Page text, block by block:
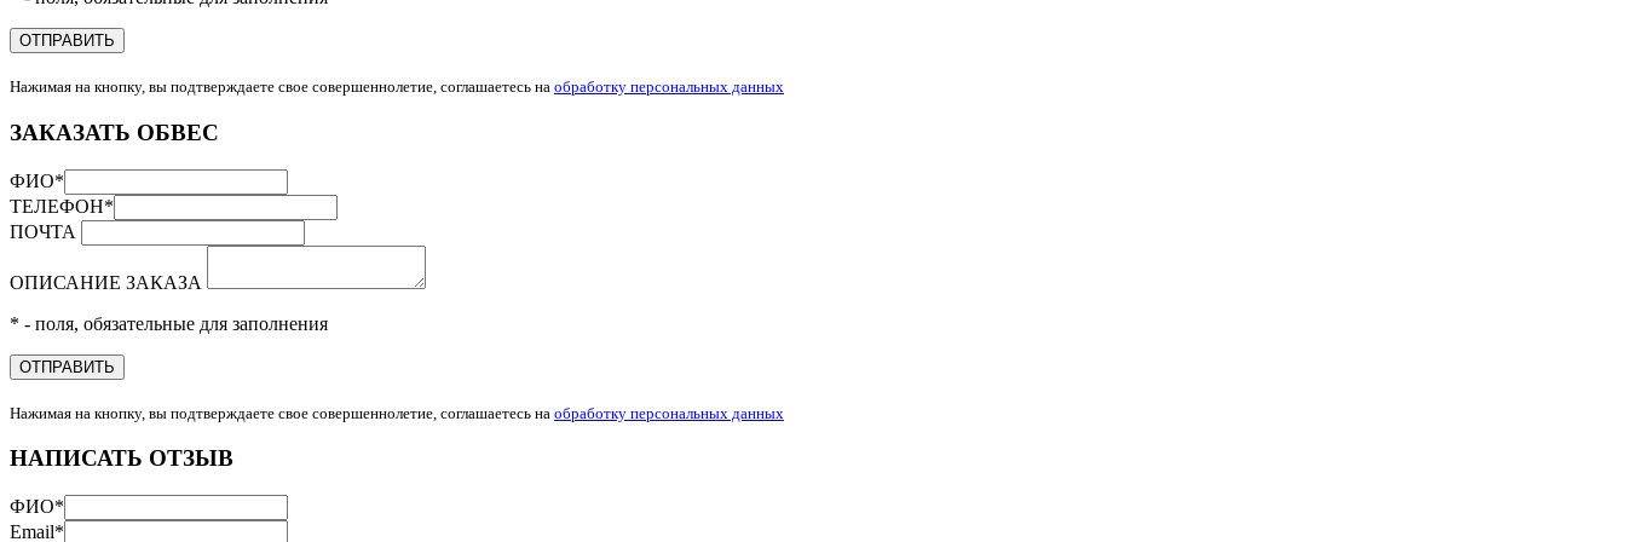
ОТПРАВИТЬ
Нажимая на кнопку, вы подтверждаете свое совершеннолетие, соглашаетесь на обработку персональных данных
ЗАКАЗАТЬ ОБВЕС
ФИО*
ТЕЛЕФОН*
ПОЧТА
ОПИСАНИЕ ЗАКАЗА
* - поля, обязательные для заполнения
ОТПРАВИТЬ
Нажимая на кнопку, вы подтверждаете свое совершеннолетие, соглашаетесь на обработку персональных данных
НАПИСАТЬ ОТЗЫВ
ФИО*
Email*